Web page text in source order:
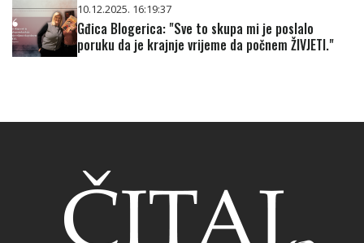
10.12.2025. 16:19:37
Gđica Blogerica: "Sve to skupa mi je poslalo
poruku da je krajnje vrijeme da počnem ŽIVJETI."